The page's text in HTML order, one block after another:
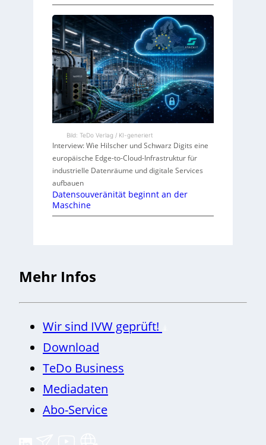
Bild: TeDo Verlag / KI-generiert
Interview: Wie Hilscher und Schwarz Digits eine
europäische Edge-to-Cloud-Infrastruktur für
industrielle Datenräume und digitale Services
aufbauen
Datensouveränität beginnt an der
Maschine
Mehr Infos
Wir sind IVW geprüft!
Download
TeDo Business
Mediadaten
Abo-Service